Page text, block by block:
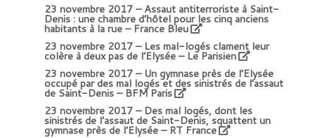
23 novembre 2017 –Assaut antiterroriste à Saint-
Denis : une chambre d’hôtel pour les cinq anciens
habitants à la rue– France Bleu
23 novembre 2017 –Les mal-logés clament leur
colère à deux pas de l’Elysée– Le Parisien
23 novembre 2017 –Un gymnase près de l’Elysée
occupé par des mal logés et des sinistrés de l’assaut
de Saint-Denis – BFM Paris
23 novembre 2017 –Des mal logés, dont les
sinistrés de l’assaut de Saint-Denis, squattent un
gymnase près de l’Elysée – RT France